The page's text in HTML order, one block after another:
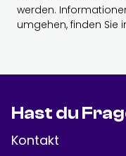
werden.
umgehen, finden Sie
Hast du
Kontakt